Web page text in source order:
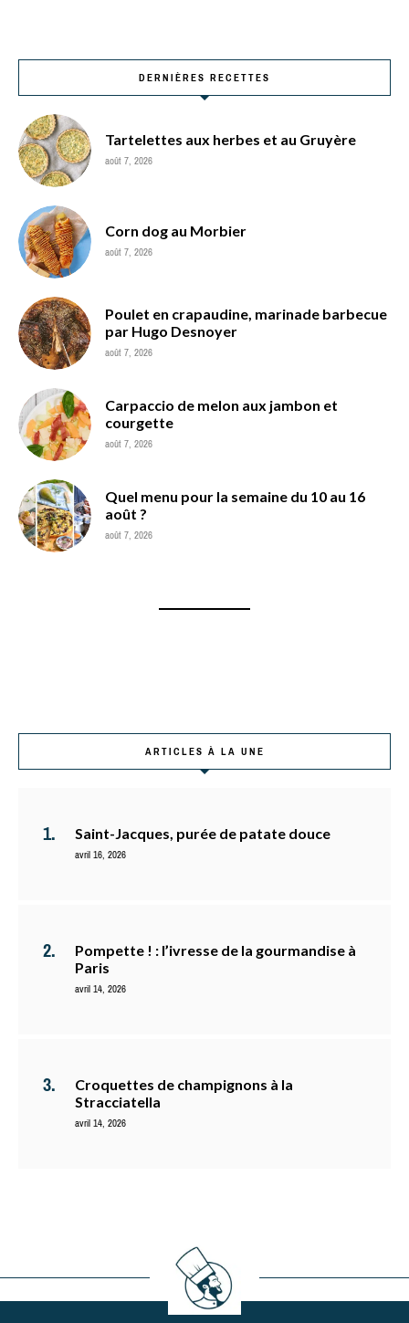
DERNIÈRES RECETTES
Tartelettes aux herbes et au Gruyère
août 7, 2026
Corn dog au Morbier
août 7, 2026
Poulet en crapaudine, marinade barbecue
par Hugo Desnoyer
août 7, 2026
Carpaccio de melon aux jambon et
courgette
août 7, 2026
Quel menu pour la semaine du 10 au 16
août ?
août 7, 2026
ARTICLES À LA UNE
Saint-Jacques, purée de patate douce
avril 16, 2026
Pompette ! : l’ivresse de la gourmandise à
Paris
avril 14, 2026
Croquettes de champignons à la
Stracciatella
avril 14, 2026